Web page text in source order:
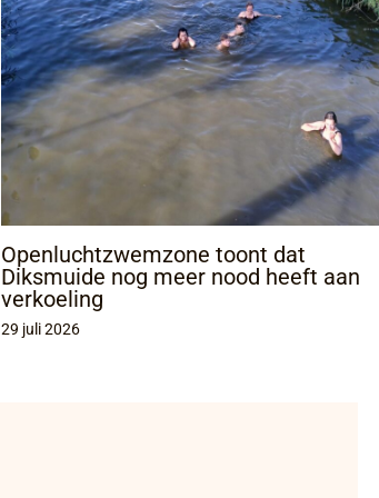
Openluchtzwemzone toont dat
Diksmuide nog meer nood heeft aan
verkoeling
29 juli 2026